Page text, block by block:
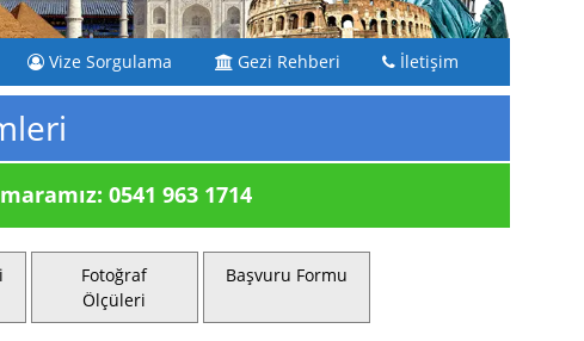
Vize Sorgulama Gezi Rehberi İletişim
0541 963 1714
Fotoğraf
Ölçüleri
Başvuru Formu